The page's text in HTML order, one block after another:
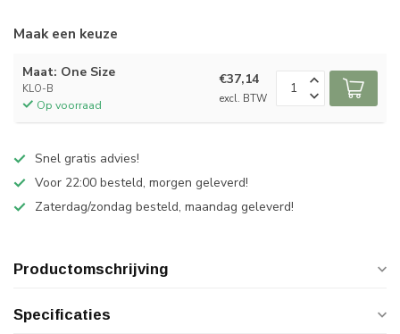
Maak een keuze
Maat: One Size
KLO-B
Op voorraad
€37,14
excl. BTW
Snel gratis advies!
Voor 22:00 besteld, morgen geleverd!
Zaterdag/zondag besteld, maandag geleverd!
Productomschrijving
Specificaties